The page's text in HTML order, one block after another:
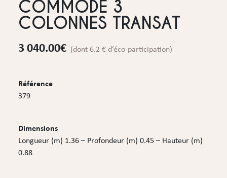
COMMODE 3
COLONNES TRANSAT
3 040.00€ (dont 6.2 € d’éco-participation)
Référence
379
Dimensions
Longueur (m) 1.36 – Profondeur (m) 0.45 – Hauteur (m)
0.88